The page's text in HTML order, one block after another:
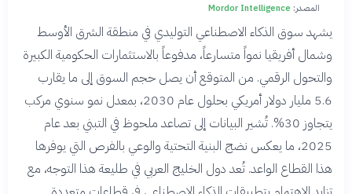
المصدر: Mordor Intelligence
يشهد سوق الذكاء الاصطناعي التوليدي في منطقة الشرق الأوسط
وشمال أفريقيا نمواً متسارعاً، مدفوعاً بالاستثمارات الحكومية الكبيرة
والتحول الرقمي. من المتوقع أن يصل حجم السوق إلى ما يقارب
5.6 مليار دولار أمريكي بحلول عام 2030، بمعدل نمو سنوي مركب
يتجاوز 30%. تُشير البيانات إلى تصاعد ملحوظ في التبني بعد عام
2025، ما يعكس نضج البنية التحتية والوعي بالفرص التي يوفرها
هذا القطاع الواعد. تُعد دول الخليج العربي في طليعة هذا التوجه، مع